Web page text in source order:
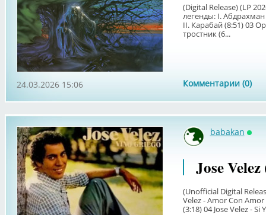
(Digital Release) (LP
легенды: I.
II. Карабай (8:51) 03
тростник (6...
Комментарии (0)
24.03.2026 15:06
babakan
Jose
(Unofficial Digital
Velez - Amor Con Amor
(3:18) 04 Jose Velez - Si